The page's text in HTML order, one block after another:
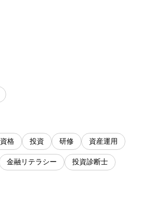
資格 投資 研修 資産運用
金融リテラシー 投資診断士